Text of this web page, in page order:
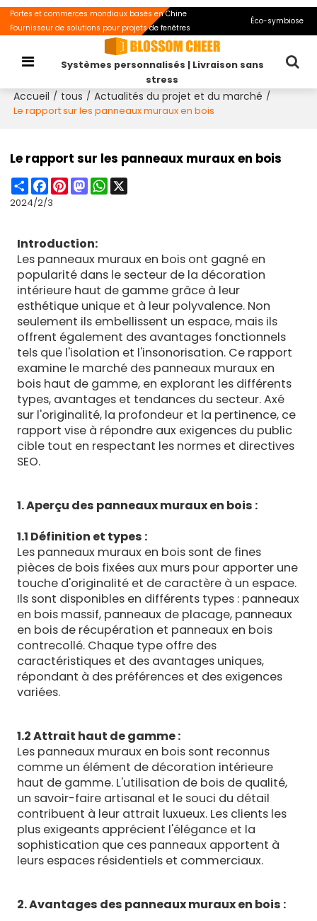
Portes et commerces mondiaux basés en Chine
Fournisseur de solutions pour projets de fenêtres
Éco-symbiose
Systèmes personnalisés | Livraison sans
stress
Accueil / tous / Actualités du projet et du marché /
Le rapport sur les panneaux muraux en bois
Le rapport sur les panneaux muraux en bois
ShareFacebook
PinterestMastodonWhatsApp
2024/2/3
Introduction:
Les panneaux muraux en bois ont gagné en
popularité dans le secteur de la décoration
intérieure haut de gamme grâce à leur
esthétique unique et à leur polyvalence. Non
seulement ils embellissent un espace, mais ils
offrent également des avantages fonctionnels
tels que l'isolation et l'insonorisation. Ce rapport
examine le marché des panneaux muraux en
bois haut de gamme, en explorant les différents
types, avantages et tendances du secteur. Axé
sur l'originalité, la profondeur et la pertinence, ce
rapport vise à répondre aux exigences du public
cible tout en respectant les normes et directives
SEO.
1. Aperçu des panneaux muraux en bois :
1.1 Définition et types :
Les panneaux muraux en bois sont de fines
pièces de bois fixées aux murs pour apporter une
touche d'originalité et de caractère à un espace.
Ils sont disponibles en différents types : panneaux
en bois massif, panneaux de placage, panneaux
en bois de récupération et panneaux en bois
contrecollé. Chaque type offre des
caractéristiques et des avantages uniques,
répondant à des préférences et des exigences
variées.
1.2 Attrait haut de gamme :
Les panneaux muraux en bois sont reconnus
comme un élément de décoration intérieure
haut de gamme. L'utilisation de bois de qualité,
un savoir-faire artisanal et le souci du détail
contribuent à leur attrait luxueux. Les clients les
plus exigeants apprécient l'élégance et la
sophistication que ces panneaux apportent à
leurs espaces résidentiels et commerciaux.
2. Avantages des panneaux muraux en bois :